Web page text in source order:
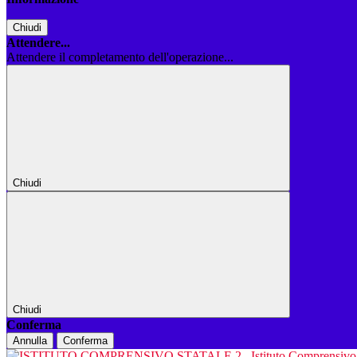
Chiudi
Attendere...
Attendere il completamento dell'operazione...
Chiudi
Chiudi
Conferma
Annulla Conferma